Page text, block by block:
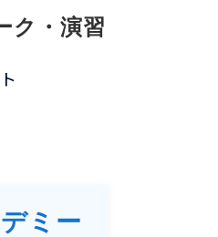
ク・演習
ミー